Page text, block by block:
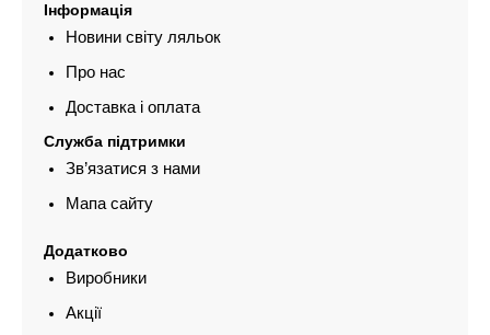
Інформація
Новини світу ляльок
Про нас
Доставка і оплата
Служба підтримки
Зв’язатися з нами
Мапа сайту
Додатково
Виробники
Акції